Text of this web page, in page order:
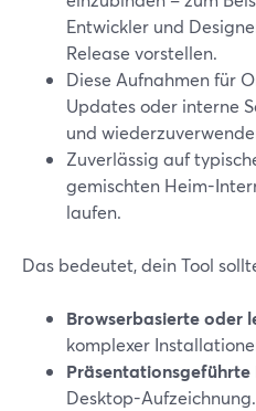
Entwickler und
Release vorstellen.
Diese Aufnahmen für
Updates oder interne
und
Zuverlässig auf
gemischten Heim-
laufen.
Das bedeutet, dein Tool
Browserbasierte oder
komplexer
Präsentationsgeführte
Desktop-Aufzeichnung.